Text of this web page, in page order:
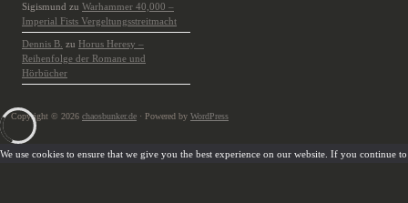
Sigismund zu Warhammer 40,000 –
Imperial Fists Vergeltungsstreitmacht
Dennis B. zu Horus Heresy –
Reihenfolge der Romane und
Hörbücher
Copyright © 2026 chaosbunker.de · Powered by WordPress
We use cookies to ensure that we give you the best experience on our website. If you continue